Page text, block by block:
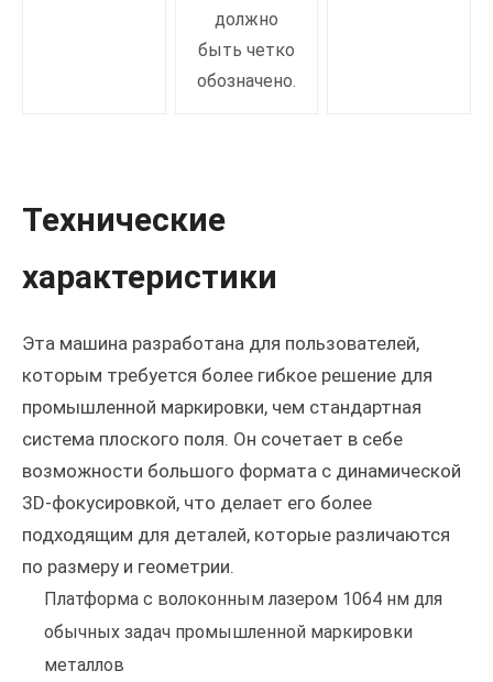
должно
быть четко
обозначено.
Технические
характеристики
Эта машина разработана для пользователей,
которым требуется более гибкое решение для
промышленной маркировки, чем стандартная
система плоского поля. Он сочетает в себе
возможности большого формата с динамической
3D-фокусировкой, что делает его более
подходящим для деталей, которые различаются
по размеру и геометрии.
Платформа с волоконным лазером 1064 нм для
обычных задач промышленной маркировки
металлов